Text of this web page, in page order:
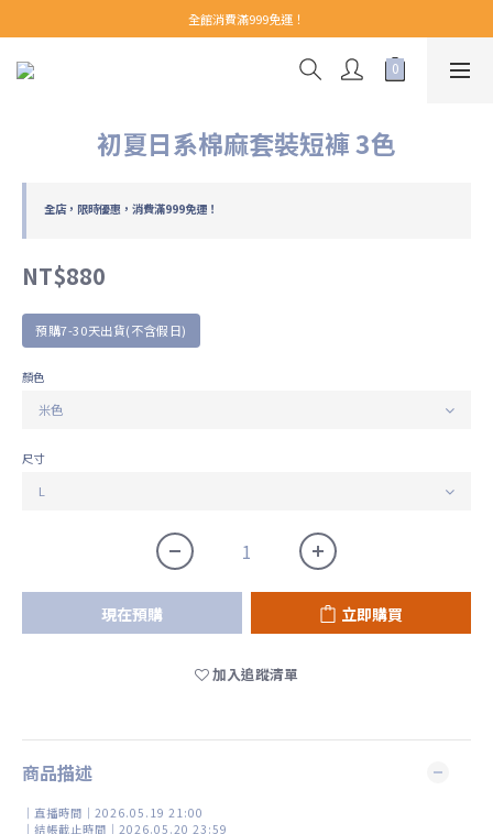
【 Welcome 】新會員首購即享免運！(至領券中心領取)
全館消費滿999免運！
【 Welcome 】新會員首購即享免運！(至領券中心領取)
初夏日系棉麻套裝短褲 3色
全店，限時優惠，消費滿999免運！
NT$880
預購7-30天出貨(不含假日)
顏色
尺寸
現在預購 立即購買
加入追蹤清單
商品描述
｜直播時間｜2026.05.19 21:00
｜結帳截止時間｜2026.05.20 23:59